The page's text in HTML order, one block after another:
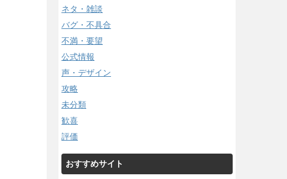
ネタ・雑談
バグ・不具合
不満・要望
公式情報
声・デザイン
攻略
未分類
歓喜
評価
おすすめサイト